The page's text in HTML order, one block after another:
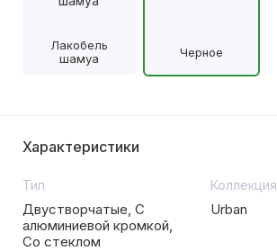
Лакобель
шамуа
Черное
Характеристики
Тип
Двустворчатые, С
алюминиевой кромкой,
Со стеклом
Коллекция
Urban